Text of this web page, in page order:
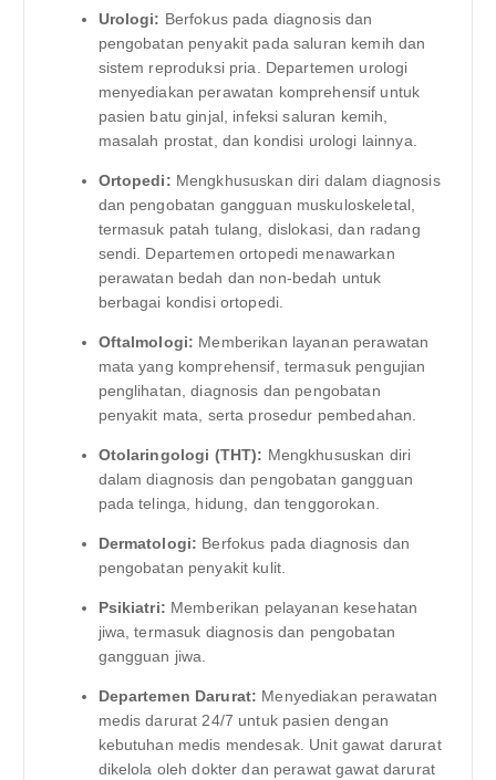
Urologi: Berfokus pada diagnosis dan
pengobatan penyakit pada saluran kemih dan
sistem reproduksi pria. Departemen urologi
menyediakan perawatan komprehensif untuk
pasien batu ginjal, infeksi saluran kemih,
masalah prostat, dan kondisi urologi lainnya.
Ortopedi: Mengkhususkan diri dalam diagnosis
dan pengobatan gangguan muskuloskeletal,
termasuk patah tulang, dislokasi, dan radang
sendi. Departemen ortopedi menawarkan
perawatan bedah dan non-bedah untuk
berbagai kondisi ortopedi.
Oftalmologi: Memberikan layanan perawatan
mata yang komprehensif, termasuk pengujian
penglihatan, diagnosis dan pengobatan
penyakit mata, serta prosedur pembedahan.
Otolaringologi (THT): Mengkhususkan diri
dalam diagnosis dan pengobatan gangguan
pada telinga, hidung, dan tenggorokan.
Dermatologi: Berfokus pada diagnosis dan
pengobatan penyakit kulit.
Psikiatri: Memberikan pelayanan kesehatan
jiwa, termasuk diagnosis dan pengobatan
gangguan jiwa.
Departemen Darurat: Menyediakan perawatan
medis darurat 24/7 untuk pasien dengan
kebutuhan medis mendesak. Unit gawat darurat
dikelola oleh dokter dan perawat gawat darurat